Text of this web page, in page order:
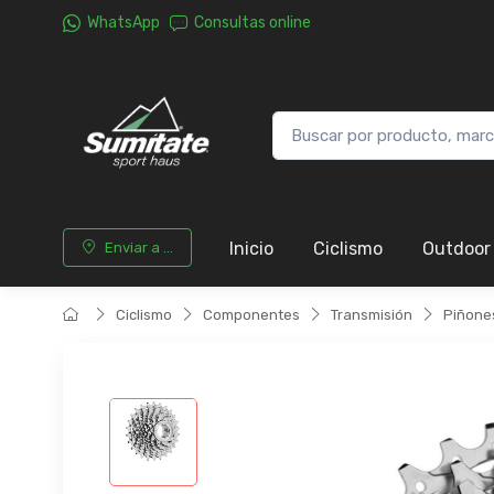
WhatsApp Consultas online
Enviar a ... Inicio Ciclismo Outdoor
Ciclismo Componentes Transmisión